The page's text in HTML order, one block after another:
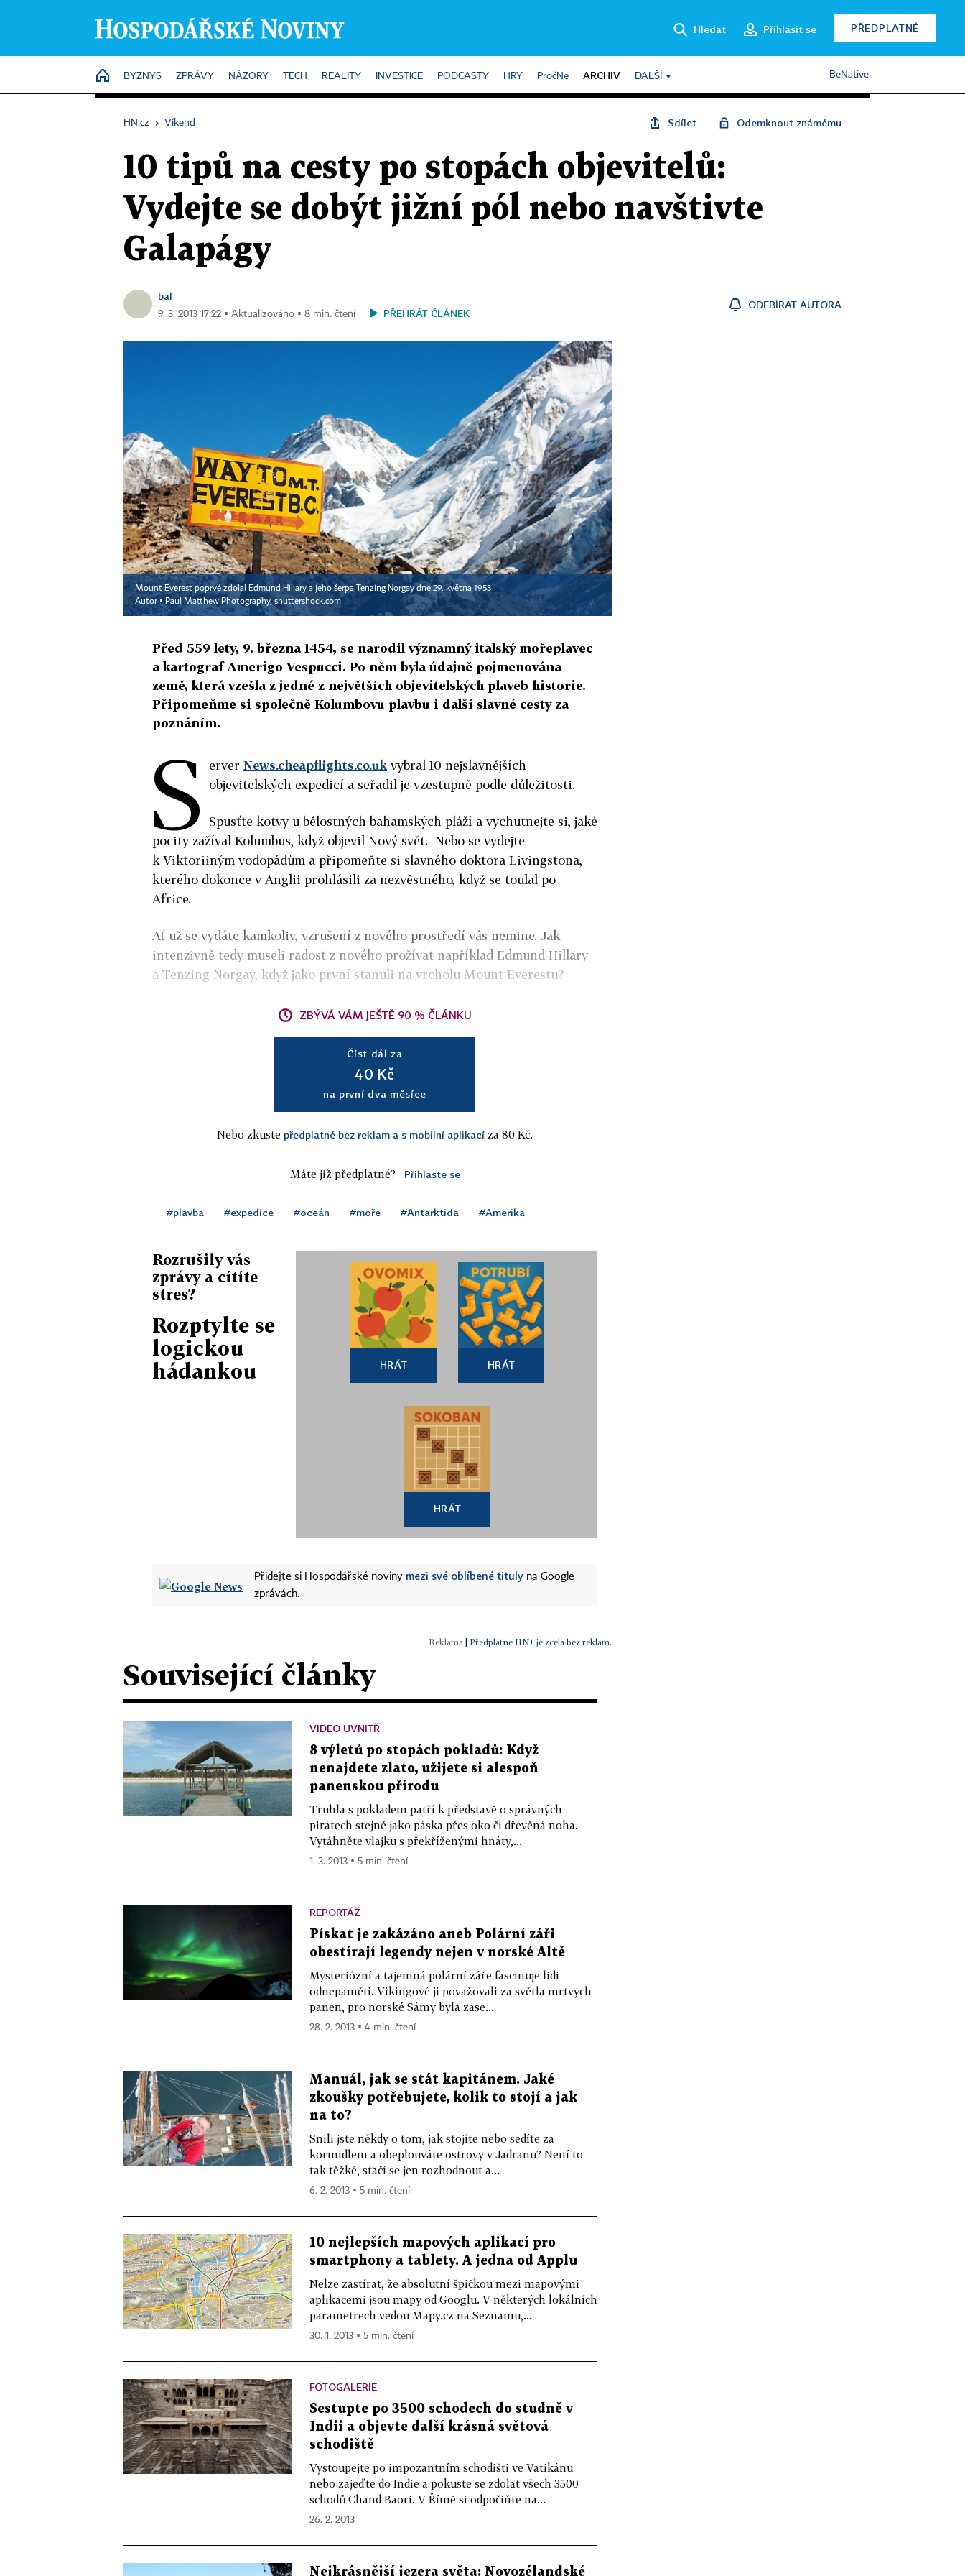
Hledat Přihlásit se PŘEDPLATNÉ
HOME
BYZNYS ZPRÁVY NÁZORY TECH REALITY INVESTICE PODCASTY HRY PročNe ARCHIV DALŠÍ BeNative
HN.cz › Víkend Sdílet Odemknout známému
10 tipů na cesty po stopách objevitelů:
Vydejte se dobýt jižní pól nebo navštivte
Galapágy
bal
9. 3. 2013 17:22 ▪ Aktualizováno ▪ 8 min. čtení PŘEHRÁT ČLÁNEK
ODEBÍRAT AUTORA
Mount Everest poprvé zdolal Edmund Hillary a jeho šerpa Tenzing Norgay dne 29. května 1953
Autor ▪ Paul Matthew Photography, shuttershock.com
Před 559 lety, 9. března 1454, se narodil významný italský mořeplavec
a kartograf Amerigo Vespucci. Po něm byla údajně pojmenována
země, která vzešla z jedné z největších objevitelských plaveb historie.
Připomeňme si společně Kolumbovu plavbu i další slavné cesty za
poznáním.
S erver News.cheapflights.co.uk vybral 10 nejslavnějších
objevitelských expedicí a seřadil je vzestupně podle důležitosti.
Spusťte kotvy u bělostných bahamských pláží a vychutnejte si, jaké
pocity zažíval Kolumbus, když objevil Nový svět. Nebo se vydejte
k Viktoriiným vodopádům a připomeňte si slavného doktora Livingstona,
kterého dokonce v Anglii prohlásili za nezvěstného, když se toulal po
Africe.
Ať už se vydáte kamkoliv, vzrušení z nového prostředí vás nemine. Jak
intenzivně tedy museli radost z nového prožívat například Edmund Hillary
a Tenzing Norgay, když jako první stanuli na vrcholu Mount Everestu?
ZBÝVÁ VÁM JEŠTĚ 90 % ČLÁNKU
Číst dál za
40 Kč
na první dva měsíce
Nebo zkuste předplatné bez reklam a s mobilní aplikací za 80 Kč.
Máte již předplatné? Přihlaste se
#plavba #expedice #oceán #moře #Antarktida #Amerika
Rozrušily vás
zprávy a cítíte
stres?
Rozptylte se
logickou
hádankou
HRÁT HRÁT
HRÁT
Přidejte si Hospodářské noviny mezi své oblíbené tituly na Google
zprávách.
| Předplatné HN+ je zcela bez reklam.
Související články
VIDEO UVNITŘ
8 výletů po stopách pokladů: Když
nenajdete zlato, užijete si alespoň
panenskou přírodu
Truhla s pokladem patří k představě o správných
pirátech stejně jako páska přes oko či dřevěná noha.
Vytáhněte vlajku s překříženými hnáty,...
1. 3. 2013 ▪ 5 min. čtení
REPORTÁŽ
Pískat je zakázáno aneb Polární záři
obestírají legendy nejen v norské Altě
Mysteriózní a tajemná polární záře fascinuje lidi
odnepaměti. Vikingové ji považovali za světla mrtvých
panen, pro norské Sámy byla zase...
28. 2. 2013 ▪ 4 min. čtení
Manuál, jak se stát kapitánem. Jaké
zkoušky potřebujete, kolik to stojí a jak
na to?
Snili jste někdy o tom, jak stojíte nebo sedíte za
kormidlem a obeplouváte ostrovy v Jadranu? Není to
tak těžké, stačí se jen rozhodnout a...
6. 2. 2013 ▪ 5 min. čtení
10 nejlepších mapových aplikací pro
smartphony a tablety. A jedna od Applu
Nelze zastírat, že absolutní špičkou mezi mapovými
aplikacemi jsou mapy od Googlu. V některých lokálních
parametrech vedou Mapy.cz na Seznamu,...
30. 1. 2013 ▪ 5 min. čtení
FOTOGALERIE
Sestupte po 3500 schodech do studně v
Indii a objevte další krásná světová
schodiště
Vystoupejte po impozantním schodišti ve Vatikánu
nebo zajeďte do Indie a pokuste se zdolat všech 3500
schodů Chand Baori. V Římě si odpočiňte na...
26. 2. 2013
Nejkrásnější jezera světa: Novozélandské